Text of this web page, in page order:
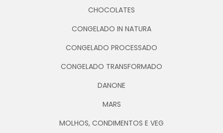
CHOCOLATES
CONGELADO IN NATURA
CONGELADO PROCESSADO
CONGELADO TRANSFORMADO
DANONE
MARS
MOLHOS, CONDIMENTOS E VEG